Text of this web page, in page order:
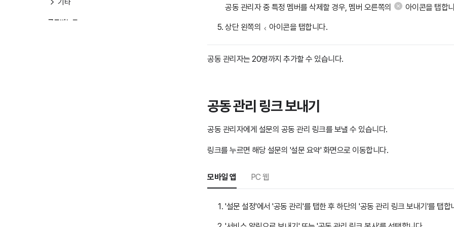
기타
클로바노트
공동 관리자 중 특정 멤버를 삭제할 경우, 멤버 오른쪽의
아이콘을 탭합
상단 왼쪽의 아이콘을 탭합니다.
공동 관리자는 20명까지 추가할 수 있습니다.
공동 관리 링크 보내기
공동 관리자에게 설문의 공동 관리 링크를 보낼 수 있습니다.
링크를 누르면 해당 설문의 '설문 요약' 화면으로 이동합니다.
모바일 앱 PC 웹
'설문 설정'에서 '공동 관리'를 탭한 후 하단의 '공동 관리 링크 보내기'를 탭합